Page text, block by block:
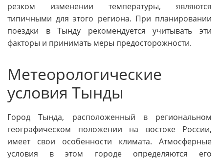
резком изменении температуры, являются
типичными для этого региона. При планировании
поездки в Тынду рекомендуется учитывать эти
факторы и принимать меры предосторожности.
Метеорологические
условия Тынды
Город Тында, расположенный в региональном
географическом положении на востоке России,
имеет свои особенности климата. Атмосферные
условия в этом городе определяются его